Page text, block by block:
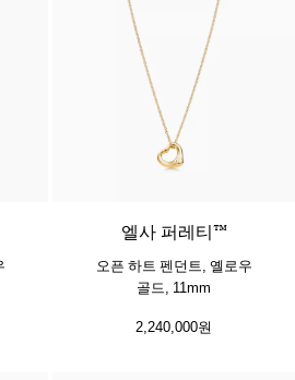
3 소재
엘사 퍼레티™
오픈 하트 펜던트, 옐로우
골드, 11mm
2,240,000원